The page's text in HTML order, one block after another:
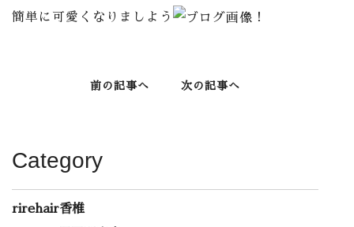
簡単に可愛くなりましよう
！
前の記事へ 次の記事へ
Category
rirehair香椎